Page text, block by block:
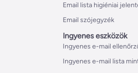
Email lista higiéniai
Email szójegyzék
Ingyenes eszközök
Ingyenes e-mail
Ingyenes e-mail lista